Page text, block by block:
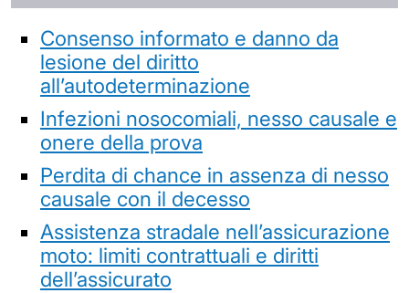
Consenso informato e danno da
lesione del diritto
all’autodeterminazione
Infezioni nosocomiali, nesso causale e
onere della prova
Perdita di chance in assenza di nesso
causale con il decesso
Assistenza stradale nell’assicurazione
moto: limiti contrattuali e diritti
dell’assicurato